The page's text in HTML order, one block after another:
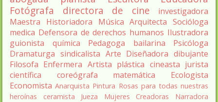
Fotógrafa
directora de cine
investigadora
Maestra
Historiadora Música Arquitecta Socióloga
medica Defensora de derechos humanos Ilustradora
guionista
química Pedagoga bailarina
Psicóloga
Dramaturga sindicalista Arte Diseñadora dibujante
Filosofa Enfermera Artista plástica cineasta jurista
científica
coreógrafa matemática
Ecologista
Economista Anarquista Pintura Rosas para todas nuestras
heroínas
ceramista Jueza Mujeres Creadoras
Narradora